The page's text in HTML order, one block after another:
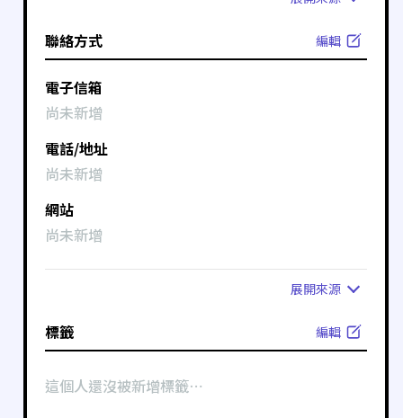
聯絡方式 編輯
電子信箱
尚未新增
電話/地址
尚未新增
網站
尚未新增
展開來源
標籤 編輯
這個人還沒被新增標籤⋯